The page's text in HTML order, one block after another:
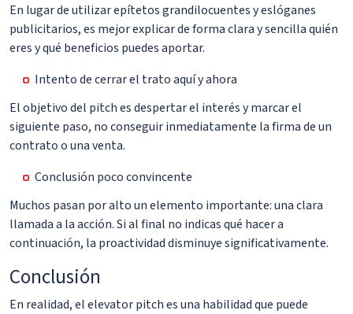
En lugar de utilizar epítetos grandilocuentes y eslóganes
publicitarios, es mejor explicar de forma clara y sencilla quién
eres y qué beneficios puedes aportar.
Intento de cerrar el trato aquí y ahora
El objetivo del pitch es despertar el interés y marcar el
siguiente paso, no conseguir inmediatamente la firma de un
contrato o una venta.
Conclusión poco convincente
Muchos pasan por alto un elemento importante: una clara
llamada a la acción. Si al final no indicas qué hacer a
continuación, la proactividad disminuye significativamente.
Conclusión
En realidad, el elevator pitch es una habilidad que puede